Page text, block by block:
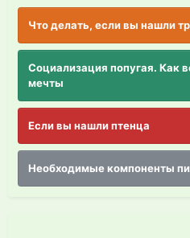
Что делать, если вы нашли
Социализация попугая. Как
мечты
Если вы нашли птенца
Необходимые компоненты